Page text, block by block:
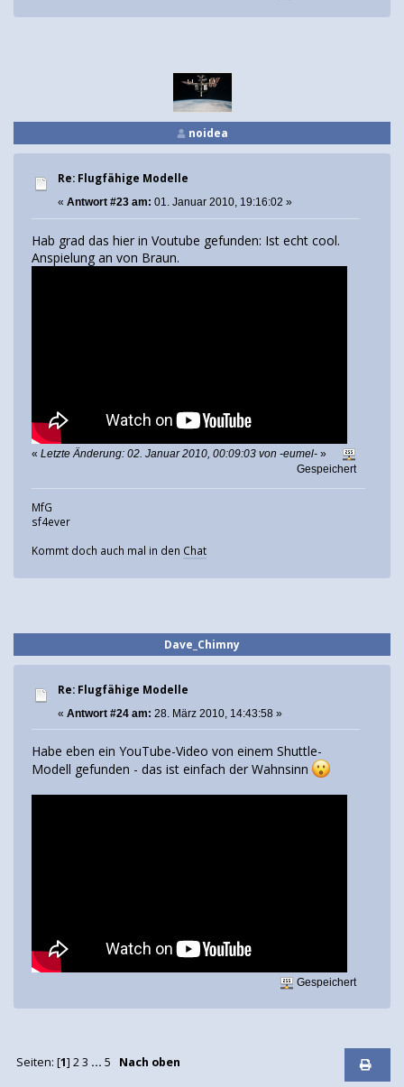
noidea
Re: Flugfähige Modelle
« Antwort #23 am: 01. Januar 2010, 19:16:02 »
Hab grad das hier in Voutube gefunden: Ist echt cool.
Anspielung an von Braun.
« Letzte Änderung: 02. Januar 2010, 00:09:03 von -eumel- »
Gespeichert
MfG
sf4ever
Kommt doch auch mal in den Chat
Dave_Chimny
Re: Flugfähige Modelle
« Antwort #24 am: 28. März 2010, 14:43:58 »
Habe eben ein YouTube-Video von einem Shuttle-
Modell gefunden - das ist einfach der Wahnsinn
Gespeichert
Seiten: [1] 2 3 ... 5 Nach oben